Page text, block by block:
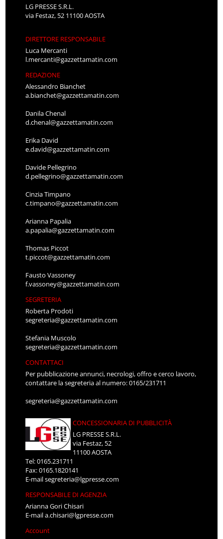
LG PRESSE S.R.L.
via Festaz, 52 11100 AOSTA
DIRETTORE RESPONSABILE
Luca Mercanti
l.mercanti@gazzettamatin.com
REDAZIONE
Alessandro Bianchet
a.bianchet@gazzettamatin.com
Danila Chenal
d.chenal@gazzettamatin.com
Erika David
e.david@gazzettamatin.com
Davide Pellegrino
d.pellegrino@gazzettamatin.com
Cinzia Timpano
c.timpano@gazzettamatin.com
Arianna Papalia
a.papalia@gazzettamatin.com
Thomas Piccot
t.piccot@gazzettamatin.com
Fausto Vassoney
f.vassoney@gazzettamatin.com
SEGRETERIA
Roberta Prodoti
segreteria@gazzettamatin.com
Stefania Muscolo
segreteria@gazzettamatin.com
CONTATTACI
Per pubblicazione annunci, necrologi, offro e cerco lavoro,
contattare la segreteria al numero: 0165/231711
segreteria@gazzettamatin.com
CONCESSIONARIA DI PUBBLICITÀ
LG PRESSE S.R.L.
via Festaz, 52
11100 AOSTA
Tel: 0165.231711
Fax: 0165.1820141
E-mailsegreteria@lgpresse.com
RESPONSABILE DI AGENZIA
Arianna Gori Chisari
E-maila.chisari@lgpresse.com
Account